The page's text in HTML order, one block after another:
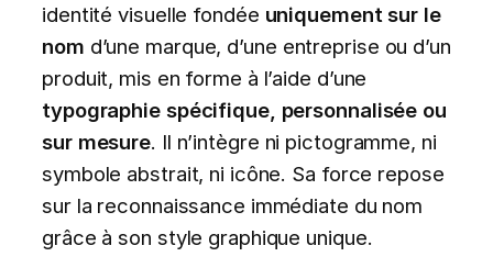
identité visuelle fondée uniquement sur le
nom d’une marque, d’une entreprise ou d’un
produit, mis en forme à l’aide d’une
typographie spécifique, personnalisée ou
sur mesure. Il n’intègre ni pictogramme, ni
symbole abstrait, ni icône. Sa force repose
sur la reconnaissance immédiate du nom
grâce à son style graphique unique.